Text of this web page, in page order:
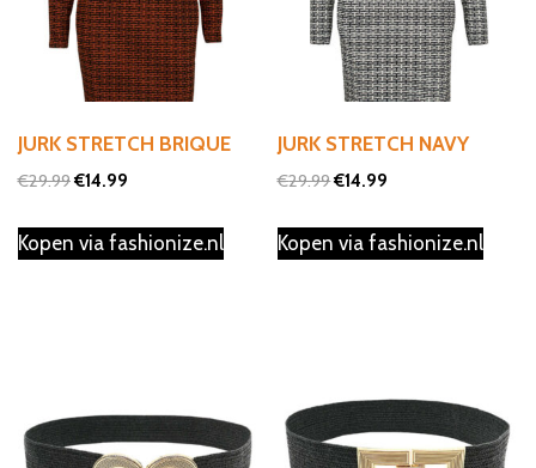
JURK STRETCH BRIQUE
€29.99Oorspronkelijke
was:
€14.99
is:
Kopen via fashionize.nl
JURK STRETCH NAVY
€29.99Oorspronkelijke
was:
€14.99
is:
Kopen via fashionize.nl